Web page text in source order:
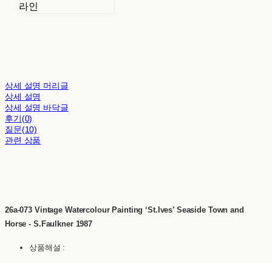
라인
상세 설명 머리글
상세 설명
상세 설명 바닥글
후기(0)
질문(10)
관련 상품
26a-073 Vintage Watercolour Painting ‘St.Ives’ Seaside Town and
Horse - S.Faulkner 1987
상품해설 :